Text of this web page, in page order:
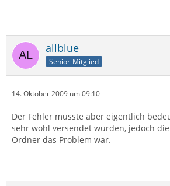
allblue
Senior-Mitglied
14. Oktober 2009 um 09:10
Der Fehler müsste aber eigentlich
sehr wohl versendet wurden, jedoch
Ordner das Problem war.